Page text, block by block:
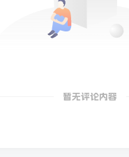
暂无评论内容